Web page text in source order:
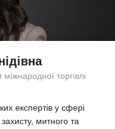
торгівлі
експертів у сфері
митного та